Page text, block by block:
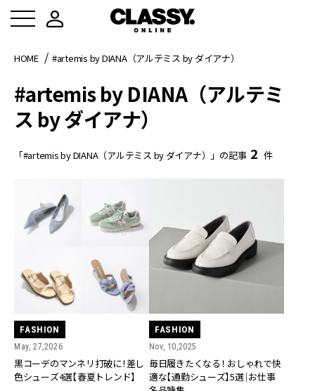
HOME #artemis by DIANA（アルテミス by ダイアナ）
#artemis by DIANA（アルテミ
ス by ダイアナ）
「#artemis by DIANA（アルテミス by ダイアナ）」の記事 2 件
FASHION
May, 27,2026
黒コーデのマンネリ打破に！差し
色シューズ4選【春夏トレンド】
FASHION
Nov, 10,2025
毎日履きたくなる！ おしゃれで快
適な【通勤シューズ】5選｜お仕事